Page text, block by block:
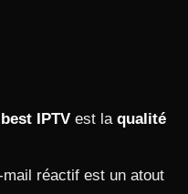
best IPTV est la qualité
réactif est un atout